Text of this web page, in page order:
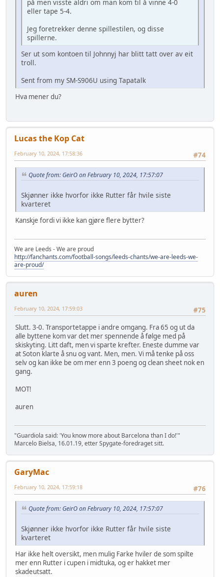
på men visste aldri om man kom til å vinne 4-0
eller tape 5-4.
Jeg foretrekker denne spillestilen, og disse
spillerne.
Ser ut som kontoen til Johnnyj har blitt tatt over av eit
troll.
Sent from my SM-S906U using Tapatalk
Hva mener du?
Lucas the Kop Cat
#74
February 10, 2024, 17:58:36
Quote from: GeirO on February 10, 2024, 17:57:07
Skjønner ikke hvorfor ikke Rutter får hvile siste
kvarteret
Kanskje fordi vi ikke kan gjøre flere bytter?
We are Leeds - We are proud
http://fanchants.com/football-songs/leeds-chants/we-are-leeds-we-
are-proud/
auren
#75
February 10, 2024, 17:59:03
Slutt. 3-0. Transportetappe i andre omgang. Fra 65 og ut da
alle byttene kom var det mer spennende å følge med på
skiskyting. Litt daft, men vi sparte krefter. Eneste dumme var
at Soton klarte å snu og vant. Men, men. Vi må tenke på oss
selv og kan ikke be om mer enn 3 poeng og clean sheet nok en
gang.
MOT!
auren
"Guardiola said: 'You know more about Barcelona than I do!'"
Marcelo Bielsa, 16.01.19, etter Spygate-foredraget sitt.
GaryMac
#76
February 10, 2024, 17:59:18
Quote from: GeirO on February 10, 2024, 17:57:07
Skjønner ikke hvorfor ikke Rutter får hvile siste
kvarteret
Har ikke helt oversikt, men mulig Farke hviler de som spilte
mer enn Rutter i cupen i midtuka, og er hakket mer
skadeutsatt.